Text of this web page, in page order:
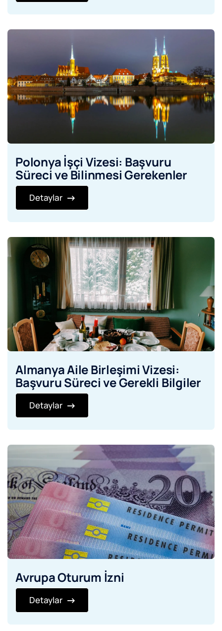
Polonya İşçi Vizesi: Başvuru
Süreci ve Bilinmesi Gerekenler
Detaylar
Almanya Aile Birleşimi Vizesi:
Başvuru Süreci ve Gerekli Bilgiler
Detaylar
Avrupa Oturum İzni
Detaylar